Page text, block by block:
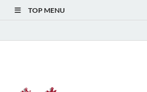
TOP MENU
American